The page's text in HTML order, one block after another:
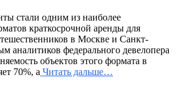
стали одним из наиболее
краткосрочной аренды для
в Москве и Санкт-
аналитиков федерального девелопера
объектов этого формата в
70%, а Читать дальше…